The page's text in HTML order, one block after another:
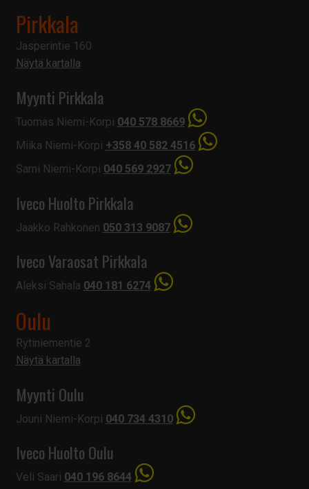
Pirkkala
Jasperintie 160
Näytä kartalla
Myynti Pirkkala
Tuomas Niemi-Korpi 040 578 8669
Miika Niemi-Korpi +358 40 582 4516
Sami Niemi-Korpi 040 569 2927
Iveco Huolto Pirkkala
Jaakko Rahkonen 050 313 9087
Iveco Varaosat Pirkkala
Aleksi Sahala 040 181 6274
Oulu
Rytiniementie 2
Näytä kartalla
Myynti Oulu
Jouni Niemi-Korpi 040 734 4310
Iveco Huolto Oulu
Veli Saari 040 196 8644